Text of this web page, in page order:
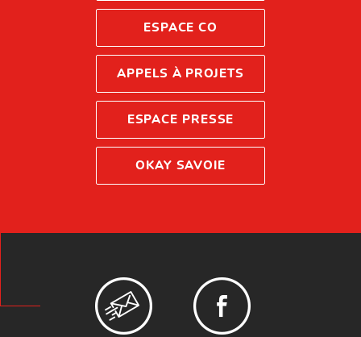
ESPACE CO
APPELS À PROJETS
ESPACE PRESSE
OKAY SAVOIE